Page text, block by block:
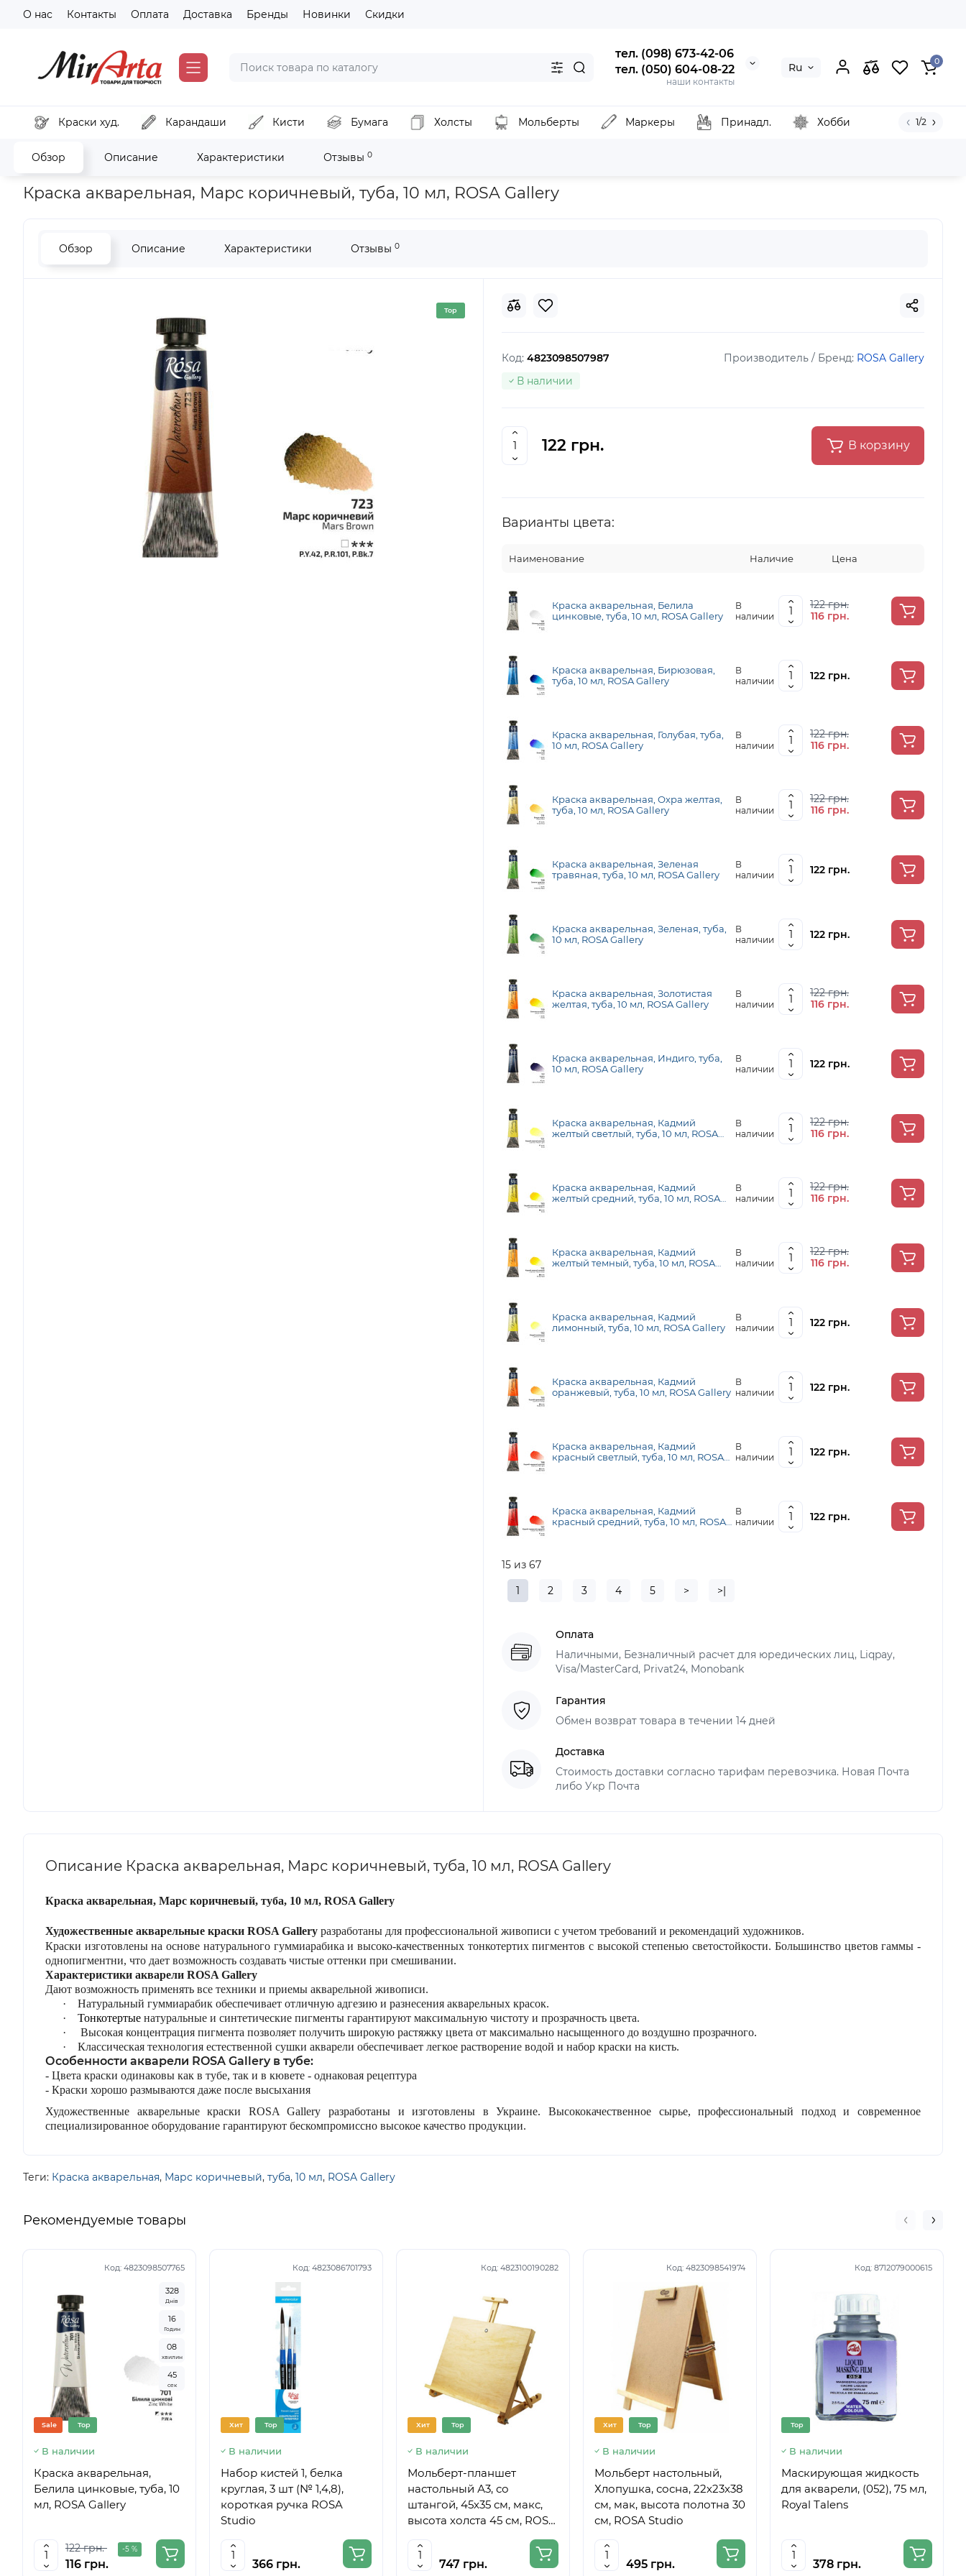
О нас Контакты Оплата Доставка Бренды Новинки Скидки
тел. (098) 673-42-06
тел. (050) 604-08-22
наши контакты
Ru 0
Краски худ. Карандаши Кисти Бумага Холсты Мольберты Маркеры Принадл. Хобби 1/2
Обзор Описание Характеристики Отзывы 0
Главная Краски художественные Краски Акварельные Краска акварельная, Марс коричневый, туба, 10 мл, ROSA Gallery
Краска акварельная, Марс коричневый, туба, 10 мл, ROSA Gallery
Обзор Описание Характеристики Отзывы 0
Top
Код: 4823098507987 Производитель / Бренд: ROSA Gallery
В наличии
122 грн. В корзину
Варианты цвета:
Наименование Наличие Цена
Краска акварельная, Белила
цинковые, туба, 10 мл, ROSA Gallery
В
наличии
122 грн.
116 грн.
Краска акварельная, Бирюзовая,
туба, 10 мл, ROSA Gallery
В
наличии
122 грн.
Краска акварельная, Голубая, туба,
10 мл, ROSA Gallery
В
наличии
122 грн.
116 грн.
Краска акварельная, Охра желтая,
туба, 10 мл, ROSA Gallery
В
наличии
122 грн.
116 грн.
Краска акварельная, Зеленая
травяная, туба, 10 мл, ROSA Gallery
В
наличии
122 грн.
Краска акварельная, Зеленая, туба,
10 мл, ROSA Gallery
В
наличии
122 грн.
Краска акварельная, Золотистая
желтая, туба, 10 мл, ROSA Gallery
В
наличии
122 грн.
116 грн.
Краска акварельная, Индиго, туба,
10 мл, ROSA Gallery
В
наличии
122 грн.
Краска акварельная, Кадмий
желтый светлый, туба, 10 мл, ROSA
В
наличии
122 грн.
116 грн.
Краска акварельная, Кадмий
желтый средний, туба, 10 мл, ROSA
В
наличии
122 грн.
116 грн.
Краска акварельная, Кадмий
желтый темный, туба, 10 мл, ROSA
В
наличии
122 грн.
116 грн.
Краска акварельная, Кадмий
лимонный, туба, 10 мл, ROSA Gallery
В
наличии
122 грн.
Краска акварельная, Кадмий
оранжевый, туба, 10 мл, ROSA Gallery
В
наличии
122 грн.
Краска акварельная, Кадмий
красный светлый, туба, 10 мл, ROSA
В
наличии
122 грн.
Краска акварельная, Кадмий
красный средний, туба, 10 мл, ROSA
В
наличии
122 грн.
15 из 67
1
2 3 4 5 > >|
Оплата
Наличными, Безналичный расчет для юредических лиц, Liqpay,
Visa/MasterCard, Privat24, Monobank
Гарантия
Обмен возврат товара в течении 14 дней
Доставка
Стоимость доставки согласно тарифам перевозчика. Новая Почта
либо Укр Почта
Описание Краска акварельная, Марс коричневый, туба, 10 мл, ROSA Gallery
Краска акварельная, Марс коричневый, туба, 10 мл, ROSA Gallery
Художественные акварельные краски ROSA Gallery разработаны для профессиональной живописи с учетом требований и рекомендаций художников.
Краски изготовлены на основе натурального гуммиарабика и высоко-качественных тонкотертих пигментов с высокой степенью светостойкости. Большинство цветов гаммы -
однопигментни, что дает возможность создавать чистые оттенки при смешивании.
Характеристики акварели ROSA Gallery
Дают возможность применять все техники и приемы акварельной живописи.
·
Натуральный гуммиарабик обеспечивает отличную адгезию и разнесения акварельных красок.
·
Тонкотертые натуральные и синтетические пигменты гарантируют максимальную чистоту и прозрачность цвета.
·
Высокая концентрация пигмента позволяет получить широкую растяжку цвета от максимально насыщенного до воздушно прозрачного.
·
Классическая технология естественной сушки акварели обеспечивает легкое растворение водой и набор краски на кисть.
Особенности акварели ROSA Gallery в тубе:
- Цвета краски одинаковы как в тубе, так и в кювете - однаковая рецептура
- Краски хорошо размываются даже после высыхания
Художественные акварельные краски ROSA Gallery разработаны и изготовлены в Украине. Высококачественное сырье, профессиональный подход и современное
специализированное оборудование гарантируют бескомпромиссно высокое качество продукции.
Теги: Краска акварельная, Марс коричневый, туба, 10 мл, ROSA Gallery
Рекомендуемые товары
Код: 4823098507765
Sale Top
328
Днів
16
Годин
08
хвилин
44
сек
В наличии
Краска акварельная,
Белила цинковые, туба, 10
мл, ROSA Gallery
122 грн. -5 %
116 грн.
Код: 4823086701793
Хит Top
В наличии
Набор кистей 1, белка
круглая, 3 шт (№ 1,4,8),
короткая ручка ROSA
Studio
366 грн.
Код: 4823100190282
Хит Top
В наличии
Мольберт-планшет
настольный А3, со
штангой, 45х35 см, макс,
высота холста 45 см, ROSA
747 грн.
Код: 4823098541974
Хит Top
В наличии
Мольберт настольный,
Хлопушка, сосна, 22х23х38
см, мак, высота полотна 30
см, ROSA Studio
495 грн.
Код: 8712079000615
Top
В наличии
Маскирующая жидкость
для акварели, (052), 75 мл,
Royal Talens
378 грн.